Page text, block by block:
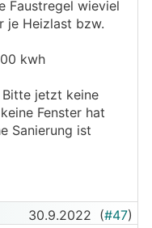
Faustregel wieviel
je Heizlast bzw.
kwh
jetzt keine
Fenster hat
Sanierung ist
30.9.2022 (#47)